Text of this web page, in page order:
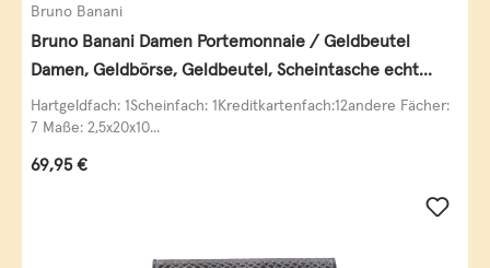
Bruno Banani
Bruno Banani Damen Portemonnaie / Geldbeutel
Damen, Geldbörse, Geldbeutel, Scheintasche echt
Leder
Hartgeldfach: 1Scheinfach: 1Kreditkartenfach:12andere Fächer:
7 Maße: 2,5x20x10...
Regulärer Preis:
69,95 €